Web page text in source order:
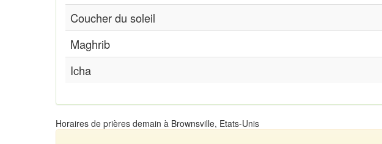
Coucher du soleil
Maghrib
Icha
Horaires de prières demain à Brownsville, Etats-Unis